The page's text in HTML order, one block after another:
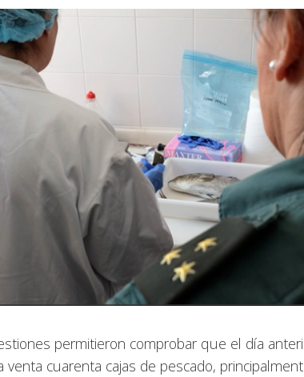
permitieron comprobar que el día
venta cuarenta cajas de pescado,